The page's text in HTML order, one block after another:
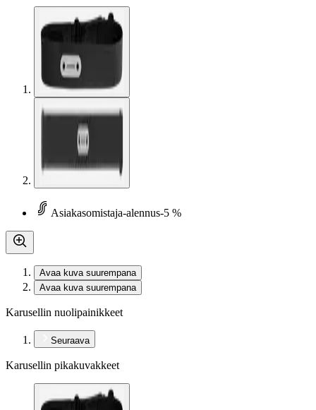
Asiakasomistaja-alennus-5 %
Avaa kuva suurempana
Avaa kuva suurempana
Karusellin nuolipainikkeet
Seuraava
Karusellin pikakuvakkeet